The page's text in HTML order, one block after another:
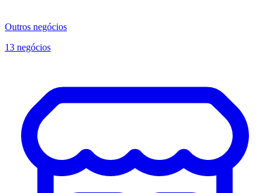
Outros negócios
13 negócios